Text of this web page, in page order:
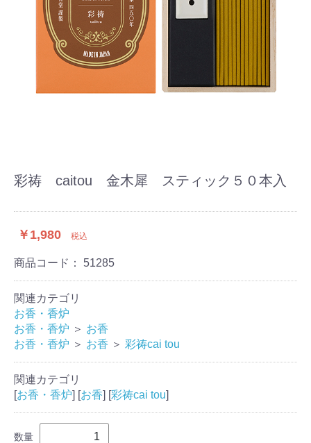
彩祷 caitou 金木犀 スティック５０本入
￥1,980 税込
商品コード： 51285
関連カテゴリ
お香・香炉
お香・香炉 ＞ お香
お香・香炉 ＞ お香 ＞ 彩祷cai tou
関連カテゴリ
[お香・香炉] [お香] [彩祷cai tou]
数量